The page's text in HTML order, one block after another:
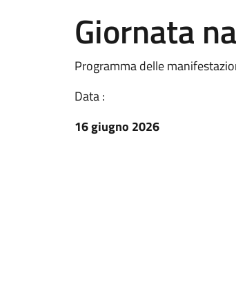
Giornata
Programma delle
Data :
16 giugno 2026